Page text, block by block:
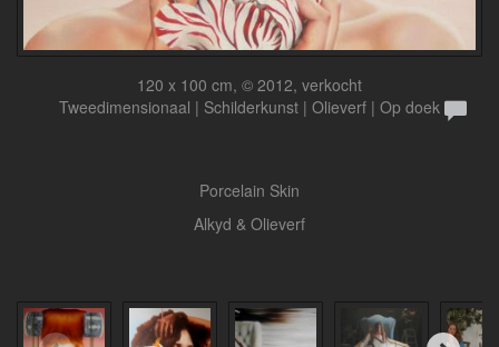
120 x 100 cm, © 2012, verkocht
Tweedimensionaal | Schilderkunst | Olieverf | Op doek
Porcelain Skin
Alkyd & Olieverf